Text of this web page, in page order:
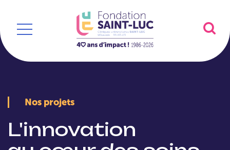
Nos projets
L'innovation